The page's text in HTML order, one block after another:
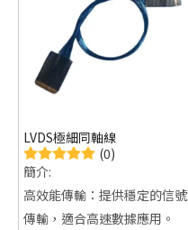
LVDS極細同軸線
(0)
簡介:
高效能傳輸：提供穩定的信號
傳輸，適合高速數據應用。